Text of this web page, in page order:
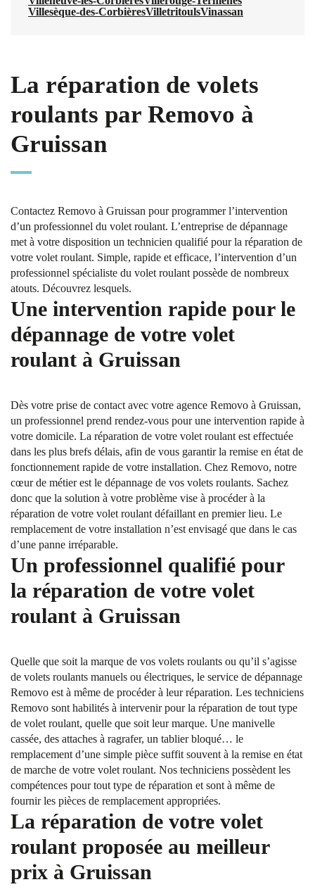
Villesèque-des-CorbièresVilletritoulsVinassan
La réparation de volets
roulants par Removo à
Gruissan
Contactez Removo à Gruissan pour programmer l’intervention
d’un professionnel du volet roulant. L’entreprise de dépannage
met à votre disposition un technicien qualifié pour la réparation de
votre volet roulant. Simple, rapide et efficace, l’intervention d’un
professionnel spécialiste du volet roulant possède de nombreux
atouts. Découvrez lesquels.
Une intervention rapide pour le
dépannage de votre volet
roulant à Gruissan
Dès votre prise de contact avec votre agence Removo à Gruissan,
un professionnel prend rendez-vous pour une intervention rapide à
votre domicile. La réparation de votre volet roulant est effectuée
dans les plus brefs délais, afin de vous garantir la remise en état de
fonctionnement rapide de votre installation. Chez Removo, notre
cœur de métier est le dépannage de vos volets roulants. Sachez
donc que la solution à votre problème vise à procéder à la
réparation de votre volet roulant défaillant en premier lieu. Le
remplacement de votre installation n’est envisagé que dans le cas
d’une panne irréparable.
Un professionnel qualifié pour
la réparation de votre volet
roulant à Gruissan
Quelle que soit la marque de vos volets roulants ou qu’il s’agisse
de volets roulants manuels ou électriques, le service de dépannage
Removo est à même de procéder à leur réparation. Les techniciens
Removo sont habilités à intervenir pour la réparation de tout type
de volet roulant, quelle que soit leur marque. Une manivelle
cassée, des attaches à ragrafer, un tablier bloqué… le
remplacement d’une simple pièce suffit souvent à la remise en état
de marche de votre volet roulant. Nos techniciens possèdent les
compétences pour tout type de réparation et sont à même de
fournir les pièces de remplacement appropriées.
La réparation de votre volet
roulant proposée au meilleur
prix à Gruissan